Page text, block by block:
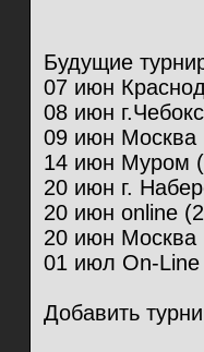
Будущие
07 июн
08 июн
09 июн
14 июн Муром
20 июн г.
20 июн online
20 июн
01 июл On-
Добавить